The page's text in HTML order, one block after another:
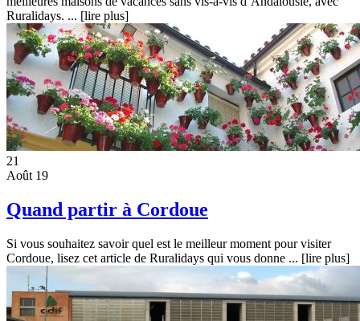
Ruralidays. ... [lire plus]
21
Août 19
Quand partir à Cordoue
Si vous souhaitez savoir quel est le meilleur moment pour visiter
Cordoue, lisez cet article de Ruralidays qui vous donne ... [lire plus]